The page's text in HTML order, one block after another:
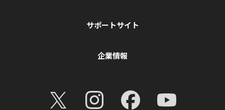
サポートサイト
企業情報